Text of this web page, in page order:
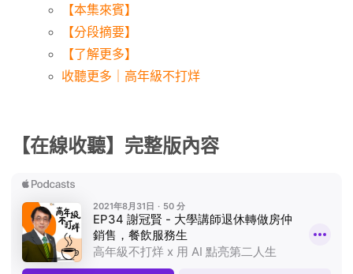
【本集來賓】
【分段摘要】
【了解更多】
收聽更多｜高年級不打烊
【在線收聽】完整版內容